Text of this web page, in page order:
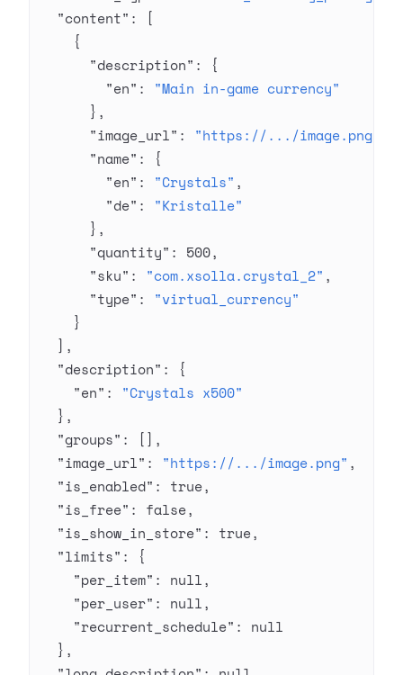
  "content"
: [
    {
      "description"
: {
        "en"
: "Main in-game currency"
      },
      "image_url"
: "https://.../image.png"
      "name"
: {
        "en"
: "Crystals" ,
        "de"
: "Kristalle"
      },
      "quantity"
: 500,
      "sku"
: "com.xsolla.crystal_2" ,
      "type"
: "virtual_currency"
    }
  ],
  "description"
: {
    "en"
: "Crystals x500"
  },
  "groups"
: [],
  "image_url"
: "https://.../image.png" ,
  "is_enabled"
: true,
  "is_free"
: false,
  "is_show_in_store"
: true,
  "limits"
: {
    "per_item"
: null,
    "per_user"
: null,
    "recurrent_schedule"
: null
  },